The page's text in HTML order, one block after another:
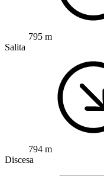
795 m
Salita
794 m
Discesa